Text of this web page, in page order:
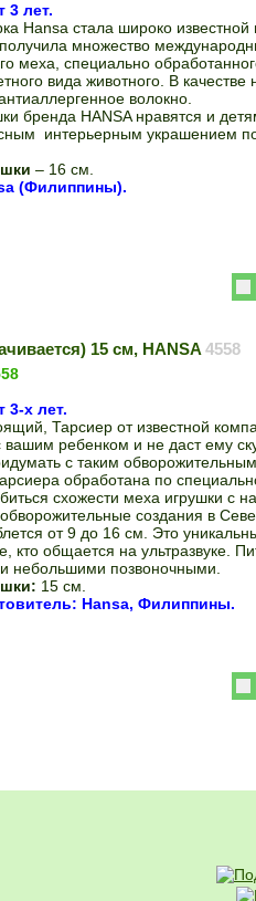
3 лет.
Hansa стала широко известной
множество
меха, специально
вида животного. В качестве
волокно.
бренда HANSA нравятся и
интерьерным украшением
– 16 см.
(Филиппины).
15 см, HANSA 4558
3-х лет.
Тарсиер от известной
вашим ребенком и не даст ему
с таким
обработана по
схожести меха игрушки с
создания в
от 9 до 16 см. Это
кто общается на ультразвуке.
небольшими позвоночными.
15 см.
Hansa, Филиппины.